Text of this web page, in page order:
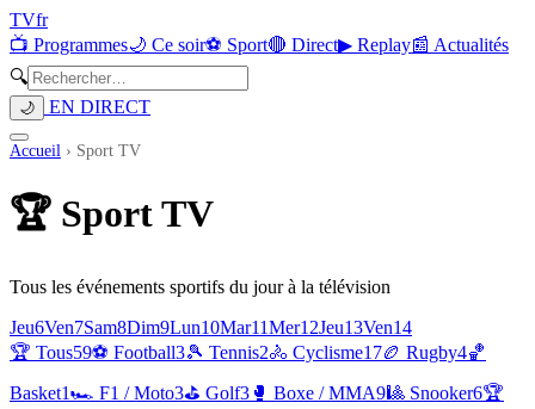
TVfr
📺 Programmes🌙 Ce soir⚽ Sport🔴 Direct▶ Replay📰 Actualités
🔍
🌙 EN DIRECT
Accueil › Sport TV
🏆 Sport TV
Tous les événements sportifs du jour à la télévision
Jeu6Ven7Sam8Dim9Lun10Mar11Mer12Jeu13Ven14
🏆 Tous59⚽ Football3🎾 Tennis2🚴 Cyclisme17🏉 Rugby4🏀
Basket1🏎️ F1 / Moto3⛳ Golf3 🥊 Boxe / MMA9🎱 Snooker6🏆